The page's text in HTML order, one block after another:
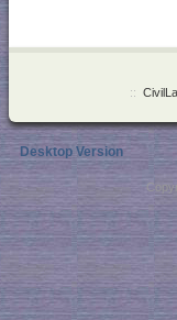
::
Desktop Version